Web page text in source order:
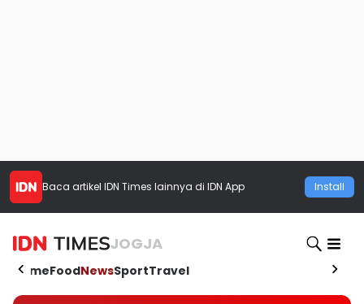
Baca artikel IDN Times lainnya di IDN App Install
JOGJA
HomeFoodNewsSportTravel